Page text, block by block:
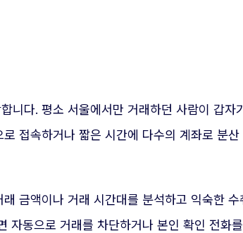
니다. 평소 서울에서만 거래하던 사람이 갑
접속하거나 짧은 시간에 다수의 계좌로 분
금액이나 거래 시간대를 분석하고 익숙한
자동으로 거래를 차단하거나 본인 확인 전화